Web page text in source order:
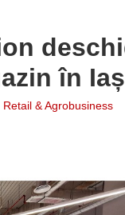
în
Retail & Agrobusiness